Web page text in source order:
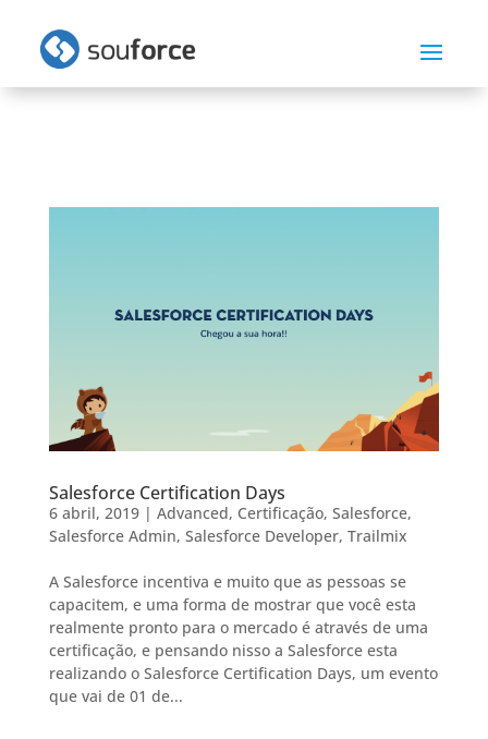
Salesforce Certification Days
6 abril, 2019| Advanced, Certificação, Salesforce,
Salesforce Admin, Salesforce Developer, Trailmix
A Salesforce incentiva e muito que as pessoas se
capacitem, e uma forma de mostrar que você esta
realmente pronto para o mercado é através de uma
certificação, e pensando nisso a Salesforce esta
realizando o Salesforce Certification Days, um evento
que vai de 01 de...